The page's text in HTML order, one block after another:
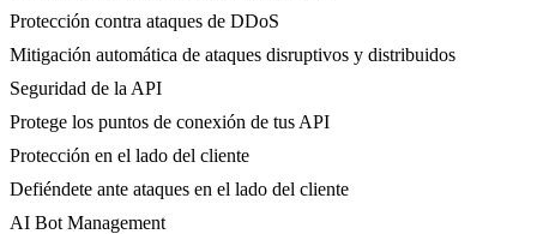
Protección contra ataques de DDoS
Mitigación automática de ataques disruptivos y distribuidos
Seguridad de la API
Protege los puntos de conexión de tus API
Protección en el lado del cliente
Defiéndete ante ataques en el lado del cliente
AI Bot Management